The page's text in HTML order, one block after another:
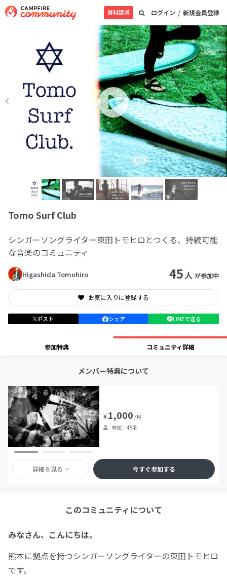
ログイン / 新規会員登録
資料請求
Tomo Surf Club
シンガーソングライター東田トモヒロとつくる、持続可能
な音楽のコミュニティ
Higashida Tomohiro 45人 が参加中
お気に入りに登録する
ポスト シェア LINEで送る
参加特典 コミュニティ詳細
メンバー特典について
¥1,000 /月
参加：45名
詳細を見る 今すぐ参加する
このコミュニティについて
みなさん、こんにちは。
熊本に拠点を持つシンガーソングライターの東田トモヒロ
です。